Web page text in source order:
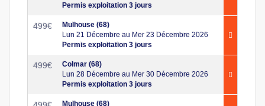
Permis exploitation 3 jours
499€
Mulhouse (68)
Lun 21 Décembre au Mer 23 Décembre 2026
Permis exploitation 3 jours
499€
Colmar (68)
Lun 28 Décembre au Mer 30 Décembre 2026
Permis exploitation 3 jours
Mulhouse (68)